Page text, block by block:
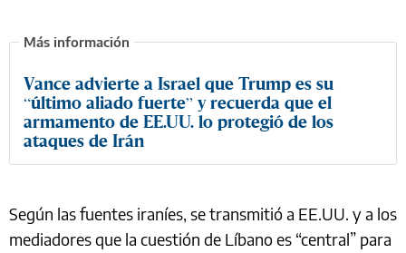
Vance advierte a Israel que Trump es su
“último aliado fuerte” y recuerda que el
armamento de EE.UU. lo protegió de los
ataques de Irán
Según las fuentes iraníes, se transmitió a EE.UU. y a los
mediadores que la cuestión de Líbano es “central” para